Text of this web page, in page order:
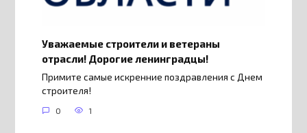
Уважаемые строители и ветераны
отрасли! Дорогие ленинградцы!
Примите самые искренние поздравления с Днем
строителя!
0 1